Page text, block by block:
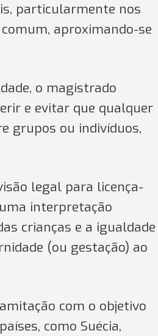
particularmente nos
aproximando-se
o magistrado
e evitar que qualquer
grupos ou indivíduos,
legal para licença-
interpretação
crianças e a igualdade
(ou gestação) ao
com o objetivo
como Suécia,